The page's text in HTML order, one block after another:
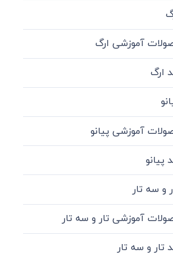
آموزشی ارگ
ارگ
آموزشی پیانو
پیانو
و سه تار
آموزشی تار و سه تار
تار و سه تار